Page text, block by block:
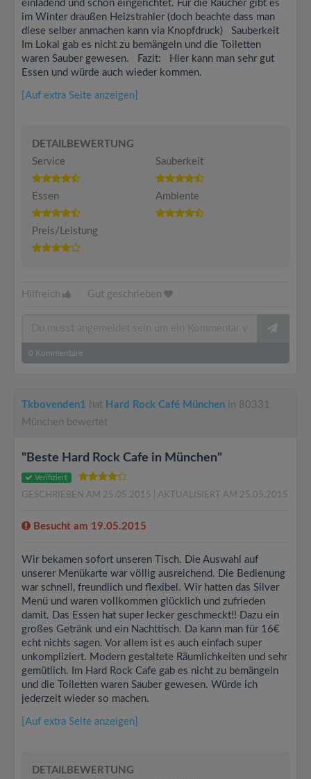
einladend und schön eingerichtet. Für die Raucher gibt es
im Winter draußen Heizstrahler (doch beachte dass man
diese selber anmachen kann via Knopfdruck) Sauberkeit
Im Lokal gab es nicht zu bemängeln und die Toiletten
waren Sauber gewesen. Fazit: Hier kann man sehr gut
Essen und würde auch wieder kommen.
[Auf extra Seite anzeigen]
DETAILBEWERTUNG
Service
Sauberkeit
Essen Ambiente
Preis/Leistung
Hilfreich Gut geschrieben
0 Kommentare
Tkbovenden1 hat Hard Rock Café München in 80331
München bewertet
"Beste Hard Rock Cafe in München"
Verifiziert
GESCHRIEBEN AM 25.05.2015 | AKTUALISIERT AM 25.05.2015
Besucht am 19.05.2015
Wir bekamen sofort unseren Tisch. Die Auswahl auf
unserer Menükarte war völlig ausreichend. Die Bedienung
war schnell, freundlich und flexibel. Wir hatten das Silver
Menü und waren vollkommen glücklich und zufrieden
damit. Das Essen hat super lecker geschmeckt!! Dazu ein
großes Getränk und ein Nachttisch. Da kann man für 16€
echt nichts sagen. Vor allem ist es auch einfach super
unkompliziert. Modern gestaltete Räumlichkeiten und sehr
gemütlich. Im Hard Rock Cafe gab es nicht zu bemängeln
und die Toiletten waren Sauber gewesen. Würde ich
jederzeit wieder so machen.
[Auf extra Seite anzeigen]
DETAILBEWERTUNG